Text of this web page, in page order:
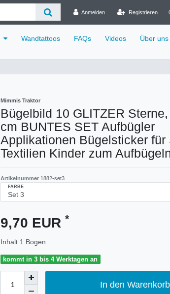
Anmelden Registrieren
Wandtattoos FAQs Videos Über uns
Mimmis Traktor
Bügelbild 10 GLITZER
cm BUNTES SET Aufbügler
Applikationen Bügelsticker für
Textilien Kinder zum
Artikelnummer 1882-set3
FARBE
9,70 EUR *
Inhalt 1 Bogen
kommt in 3 bis 4 Werktagen an
In den Warenkorb